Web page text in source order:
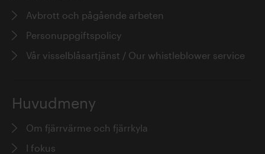
Avbrott och pågående arbeten
Personuppgiftspolicy
Vår visselblåsartjänst / Our whistleblower service
Huvudmeny
Om fjärrvärme och fjärrkyla
I fokus